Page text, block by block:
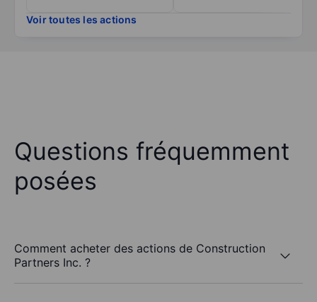
Voir toutes les actions
Questions fréquemment
posées
Comment acheter des actions de Construction
Partners Inc. ?